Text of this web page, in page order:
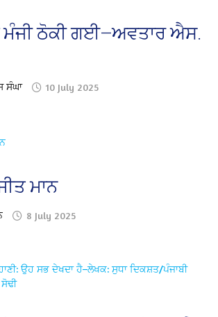
ਮੰਜੀ ਠੋਕੀ ਗਈ—ਅਵਤਾਰ ਐਸ.
ਸੰਘਾ 10 July 2025
ਮਾਨ
8 July 2025